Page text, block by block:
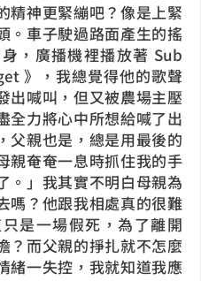
精神更緊繃吧？像是上緊
。車子駛過路面產生的搖
，廣播機裡播放著 Sub
》，我總覺得他的歌聲
出喊叫，但又被農場主壓
全力將心中所想給喊了出
父親也是，總是用最後的
親奄奄一息時抓住我的手
。」我其實不明白母親為
嗎？他跟我相處真的很難
是一場假死，為了離開
？而父親的掙扎就不怎麼
緒一失控，我就知道我應